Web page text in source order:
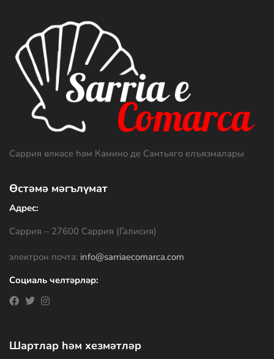
Саррия өлкәсе һәм Камино де Сантьяго елъязмалары
Өстәмә мәгълүмат
Адрес:
Саррия – 27600 Саррия (Галисия)
электрон почта: info@sarriaecomarca.com
Социаль челтәрләр:
Шартлар һәм хезмәтләр